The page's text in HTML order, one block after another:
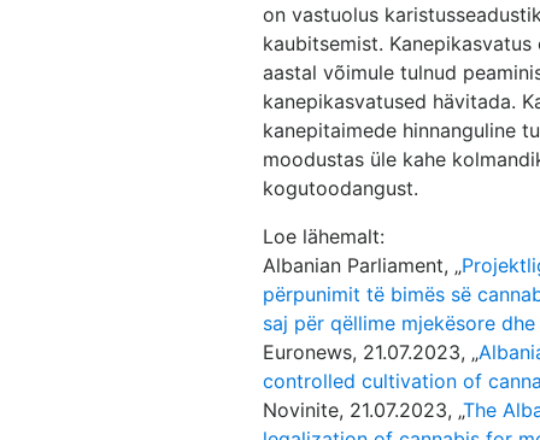
on vastuolus
kaubitsemist.
aastal võimule tulnud
kanepikasvatused hävitada.
kanepitaimede hinnanguline
moodustas üle kahe
kogutoodangust.
Loe lähemalt:
Albanian Parliament, „
përpunimit të bimës së
saj për qëllime mjekësore
Euronews, 21.07.2023, „
controlled cultivation of
Novinite, 21.07.2023, „The